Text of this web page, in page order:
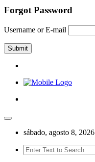
Forgot Password
Username or E-mail
sábado, agosto 8, 2026